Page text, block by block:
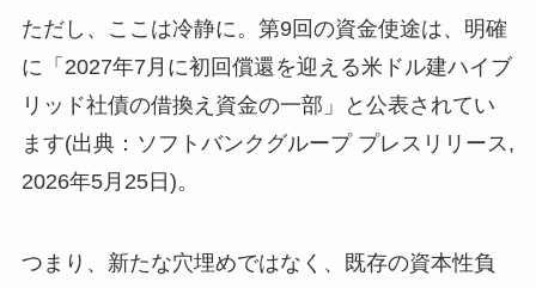
ただし、ここは冷静に。第9回の資金使途は、明確
に「2027年7月に初回償還を迎える米ドル建ハイブ
リッド社債の借換え資金の一部」と公表されてい
ます(出典：ソフトバンクグループ プレスリリース,
2026年5月25日)。
つまり、新たな穴埋めではなく、既存の資本性負